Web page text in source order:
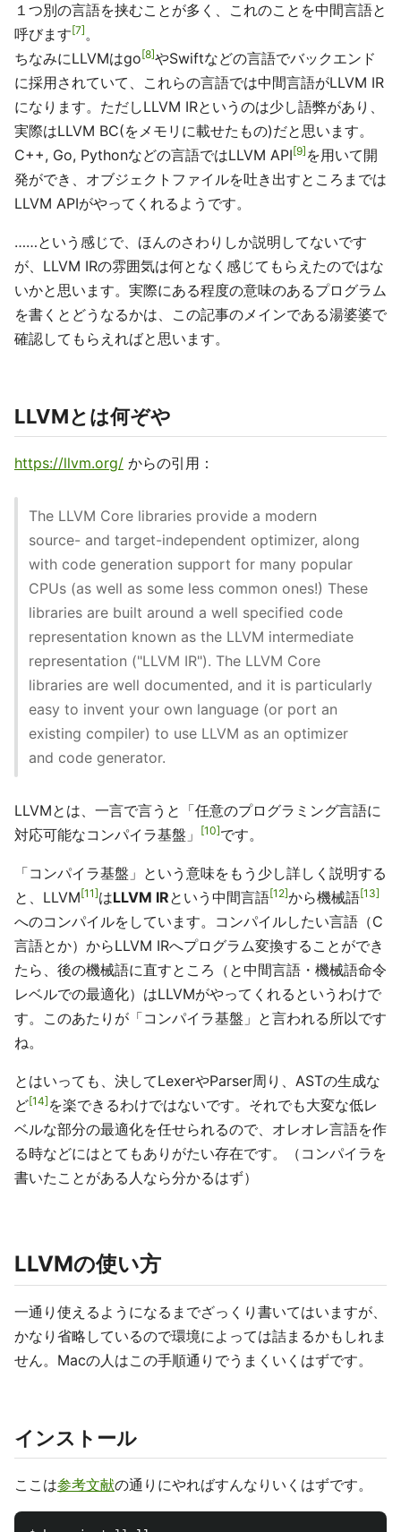
１つ別の言語を挟むことが多く、これのことを中間言語と
呼びます 7 。
ちなみにLLVMはgo 8 やSwiftなどの言語でバックエンド
に採用されていて、これらの言語では中間言語がLLVM IR
になります。ただしLLVM IRというのは少し語弊があり、
実際はLLVM BC(をメモリに載せたもの)だと思います。
C++, Go, Pythonなどの言語ではLLVM API 9 を用いて開
発ができ、オブジェクトファイルを吐き出すところまでは
LLVM APIがやってくれるようです。
……という感じで、ほんのさわりしか説明してないです
が、LLVM IRの雰囲気は何となく感じてもらえたのではな
いかと思います。実際にある程度の意味のあるプログラム
を書くとどうなるかは、この記事のメインである湯婆婆で
確認してもらえればと思います。
LLVMとは何ぞや
https://llvm.org/ からの引用：
The LLVM Core libraries provide a modern
source- and target-independent optimizer, along
with code generation support for many popular
CPUs (as well as some less common ones!) These
libraries are built around a well specified code
representation known as the LLVM intermediate
representation ("LLVM IR"). The LLVM Core
libraries are well documented, and it is particularly
easy to invent your own language (or port an
existing compiler) to use LLVM as an optimizer
and code generator.
LLVMとは、一言で言うと「任意のプログラミング言語に
対応可能なコンパイラ基盤」
10 です。
「コンパイラ基盤」という意味をもう少し詳しく説明する
と、LLVM 11 はLLVM IRという中間言語 12 から機械語 13
へのコンパイルをしています。コンパイルしたい言語（C
言語とか）からLLVM IRへプログラム変換することができ
たら、後の機械語に直すところ（と中間言語・機械語命令
レベルでの最適化）はLLVMがやってくれるというわけで
す。このあたりが「コンパイラ基盤」と言われる所以です
ね。
とはいっても、決してLexerやParser周り、ASTの生成な
ど 14 を楽できるわけではないです。それでも大変な低レ
ベルな部分の最適化を任せられるので、オレオレ言語を作
る時などにはとてもありがたい存在です。（コンパイラを
書いたことがある人なら分かるはず）
LLVMの使い方
一通り使えるようになるまでざっくり書いてはいますが、
かなり省略しているので環境によっては詰まるかもしれま
せん。Macの人はこの手順通りでうまくいくはずです。
インストール
ここは参考文献の通りにやればすんなりいくはずです。